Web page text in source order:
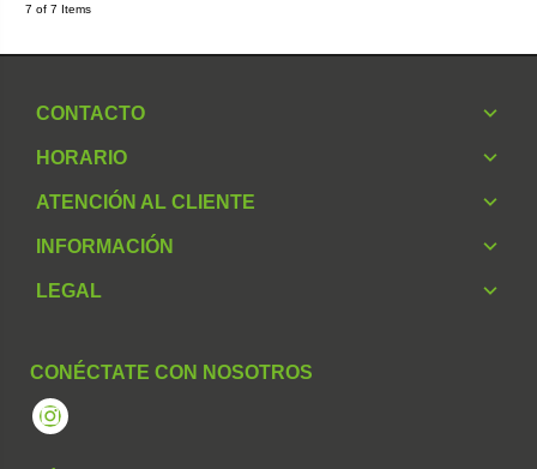
7 of 7 Items
CONTACTO
HORARIO
ATENCIÓN AL CLIENTE
INFORMACIÓN
LEGAL
CONÉCTATE CON NOSOTROS
Instagram